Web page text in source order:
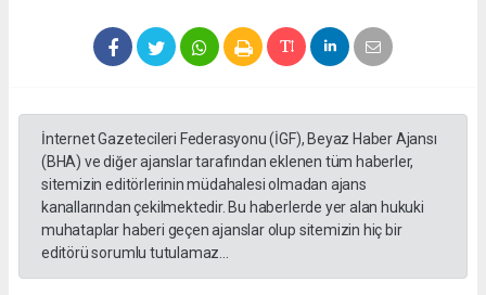
İnternet Gazetecileri Federasyonu (İGF), Beyaz Haber Ajansı
(BHA) ve diğer ajanslar tarafından eklenen tüm haberler,
sitemizin editörlerinin müdahalesi olmadan ajans
kanallarından çekilmektedir. Bu haberlerde yer alan hukuki
muhataplar haberi geçen ajanslar olup sitemizin hiç bir
editörü sorumlu tutulamaz...